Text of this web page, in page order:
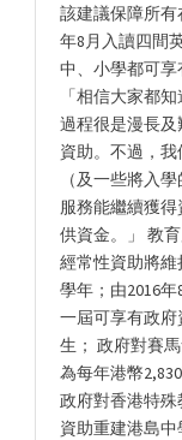
該建議保障所有
年8月入讀四間
中、小學都可享
「相信大家都
過程很是漫長
資助。不過，
（及一些將入
服務能繼續獲
供資金。」 教
經常性資助將維
學年；由2016
一屆可享有政府
生； 政府對賽
為每年港幣
政府對香港特
資助重建港島